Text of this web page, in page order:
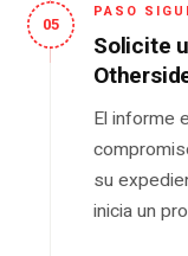
05
PASO
Solicite
El informe
su
inicia un